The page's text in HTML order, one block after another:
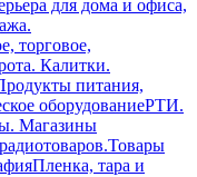
для дома и офиса,
торговое,
Калитки.
питания,
оборудованиеРТИ.
Магазины
Товары
Пленка, тара и